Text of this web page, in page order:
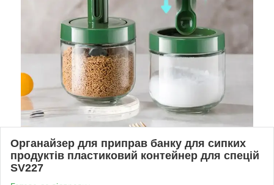
Органайзер для приправ банку для сипких
продуктів пластиковий контейнер для спецій
SV227